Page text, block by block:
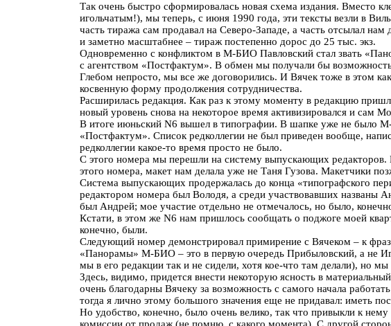
Так очень быстро сформировалась новая схема издания. Вместо
игольчатым!), мы теперь, с июня 1990 года, эти тексты везли в
часть тиража сам продавал на Северо-Западе, а часть отсылал
и заметно масштабнее – тираж постепенно дорос до 25 тыс. экз.
Одновременно с конфликтом в М-БИО Павловский стал звать
с агентством «Постфактум». В обмен мы получали бы
Глебом непросто, мы все же договорились. И Вячек тоже в этом
косвенную форму продолжения сотрудничества.
Расширилась редакция. Как раз к этому моменту в редакцию
новый уровень снова на некоторое время активизировался и сам
В итоге июньский N6 вышел в типографии. В шапке уже не было
«Постфактум». Список редколлегии не был приведен вообще,
редколлегии какое-то время просто не было.
С этого номера мы перешли на систему выпускающих
этого номера, макет нам делала уже не Таня Гузова. Макетчики
Система выпускающих продержалась до конца «типографского
редактором номера был Володя, а среди участвовавших названы
был Андрей; мое участие отдельно не отмечалось, но было,
Кстати, в этом же N6 нам пришлось сообщать о поджоге моей
конечно, были.
Следующий номер демонстрировал примирение с Вячеком – к
«Панорамы» М-БИО – это в первую очередь Прибыловский, а не
мы в его редакции так и не сидели, хотя кое-что там делали), но
Здесь, видимо, придется внести некоторую ясность в
очень благодарны Вячеку за возможность с самого начала
тогда я лично этому большого значения еще не придавал: иметь
Но удобство, конечно, было очень велико, так что привыкли к